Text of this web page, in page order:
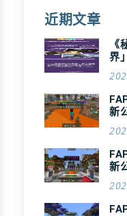
近期文章
界」
新
新